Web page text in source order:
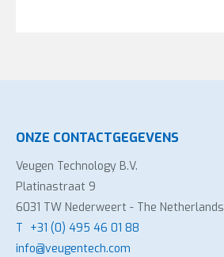
ONZE CONTACTGEGEVENS
Veugen Technology B.V.
Platinastraat 9
6031 TW Nederweert - The Netherlands
T +31 (0) 495 46 01 88
info@veugentech.com